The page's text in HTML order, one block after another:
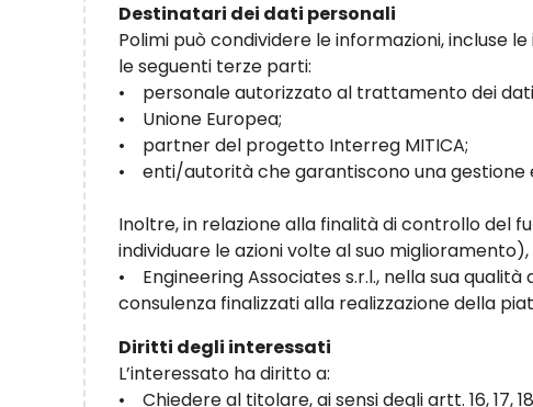
Destinatari dei dati personali
Polimi può condividere le informazioni, incluse
le seguenti terze parti:
• personale autorizzato al trattamento dei
• Unione Europea;
• partner del progetto Interreg MITICA;
• enti/autorità che garantiscono una gestione
Inoltre, in relazione alla finalità di controllo del
individuare le azioni volte al suo
• Engineering Associates s.r.l., nella sua
consulenza finalizzati alla realizzazione della
Diritti degli interessati
L’interessato ha diritto a:
• Chiedere al titolare, ai sensi degli artt. 16, 17,